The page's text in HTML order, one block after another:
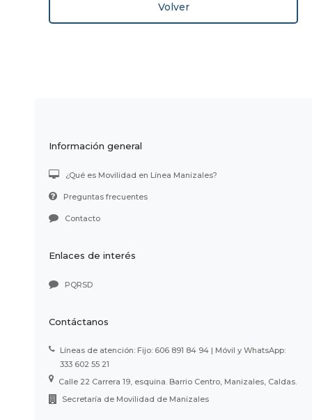
Volver
Información general
¿Qué es Movilidad en Línea Manizales?
Preguntas frecuentes
Contacto
Enlaces de interés
PQRSD
Contáctanos
Líneas de atención: Fijo: 606 891 84 94 | Móvil y WhatsApp:
333 602 55 21
Calle 22 Carrera 19, esquina. Barrio Centro, Manizales, Caldas.
Secretaría de Movilidad de Manizales